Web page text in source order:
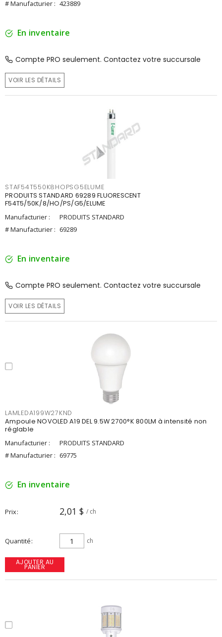
# Manufacturier : 423889
En inventaire
Compte PRO seulement. Contactez votre succursale
VOIR LES DÉTAILS
STAF54T550K8HOPSG5ELUME
PRODUITS STANDARD 69289 FLUORESCENT
F54T5/50K/8/HO/PS/G5/ELUME
Manufacturier :
PRODUITS STANDARD
# Manufacturier : 69289
En inventaire
Compte PRO seulement. Contactez votre succursale
VOIR LES DÉTAILS
LAMLEDA199W27KND
Ampoule NOVOLED A19 DEL 9.5W 2700°K 800LM à intensité non
réglable
Manufacturier :
PRODUITS STANDARD
# Manufacturier : 69775
En inventaire
Prix 2,01 $ / ch
Quantité ch
AJOUTER AU
PANIER